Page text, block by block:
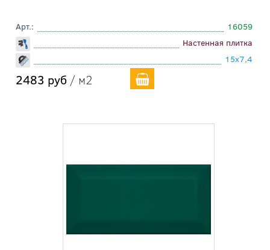
Арт.:
16059
Настенная плитка
15x7,4
2483 руб / м2